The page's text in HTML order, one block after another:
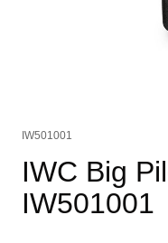
IW501001
IWC Big
IW501001